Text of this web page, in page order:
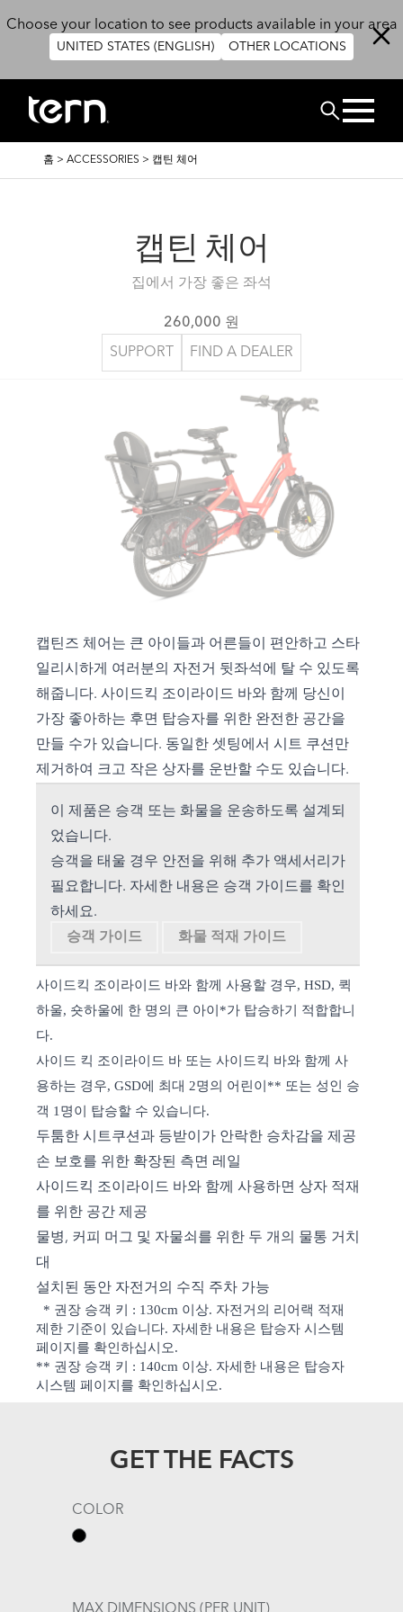
Choose your location to see products available in your area
UNITED STATES (ENGLISH) OTHER LOCATIONS
검색
이
홈 > ACCESSORIES > 캡틴 체어
캡틴 체어
집에서 가장 좋은 좌석
260,000 원
SUPPORT FIND A DEALER
캡틴즈 체어는 큰 아이들과 어른들이 편안하고 스타
일리시하게 여러분의 자전거 뒷좌석에 탈 수 있도록
해줍니다. 사이드킥 조이라이드 바와 함께 당신이
가장 좋아하는 후면 탑승자를 위한 완전한 공간을
만들 수가 있습니다. 동일한 셋팅에서 시트 쿠션만
제거하여 크고 작은 상자를 운반할 수도 있습니다.
이 제품은 승객 또는 화물을 운송하도록 설계되
었습니다.
승객을 태울 경우 안전을 위해 추가 액세서리가
필요합니다. 자세한 내용은 승객 가이드를 확인
하세요.
승객 가이드
화물 적재 가이드
사이드킥 조이라이드 바와 함께 사용할 경우, HSD, 퀵
하울, 숏하울에 한 명의 큰 아이*가 탑승하기 적합합니
다.
사이드 킥 조이라이드 바 또는 사이드킥 바와 함께 사
용하는 경우, GSD에 최대 2명의 어린이** 또는 성인 승
객 1명이 탑승할 수 있습니다.
두툼한 시트쿠션과 등받이가 안락한 승차감을 제공
손 보호를 위한 확장된 측면 레일
사이드킥 조이라이드 바와 함께 사용하면 상자 적재
를 위한 공간 제공
물병, 커피 머그 및 자물쇠를 위한 두 개의 물통 거치
대
설치된 동안 자전거의 수직 주차 가능
* 권장 승객 키 : 130cm 이상. 자전거의 리어랙 적재
제한 기준이 있습니다. 자세한 내용은 탑승자 시스템
페이지를 확인하십시오.
** 권장 승객 키 : 140cm 이상. 자세한 내용은 탑승자
시스템 페이지를 확인하십시오.
GET THE FACTS
COLOR